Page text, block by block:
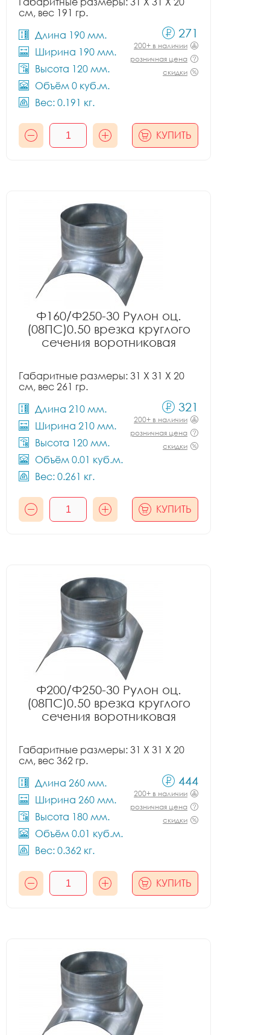
см, вес 191 гр.
Длина 190 мм.
Ширина 190 мм.
Высота 120 мм.
Объём 0 куб.м.
Вес: 0.191 кг.
271
200+ в наличии
розничная цена
скидки
КУПИТЬ
Ф160/Ф250-30 Рулон оц.
(08ПС)0.50 врезка круглого
сечения воротниковая
Габаритные размеры: 31 X 31 X 20
см, вес 261 гр.
Длина 210 мм.
Ширина 210 мм.
Высота 120 мм.
Объём 0.01 куб.м.
Вес: 0.261 кг.
321
200+ в наличии
розничная цена
скидки
КУПИТЬ
Ф200/Ф250-30 Рулон оц.
(08ПС)0.50 врезка круглого
сечения воротниковая
Габаритные размеры: 31 X 31 X 20
см, вес 362 гр.
Длина 260 мм.
Ширина 260 мм.
Высота 180 мм.
Объём 0.01 куб.м.
Вес: 0.362 кг.
444
200+ в наличии
розничная цена
скидки
КУПИТЬ